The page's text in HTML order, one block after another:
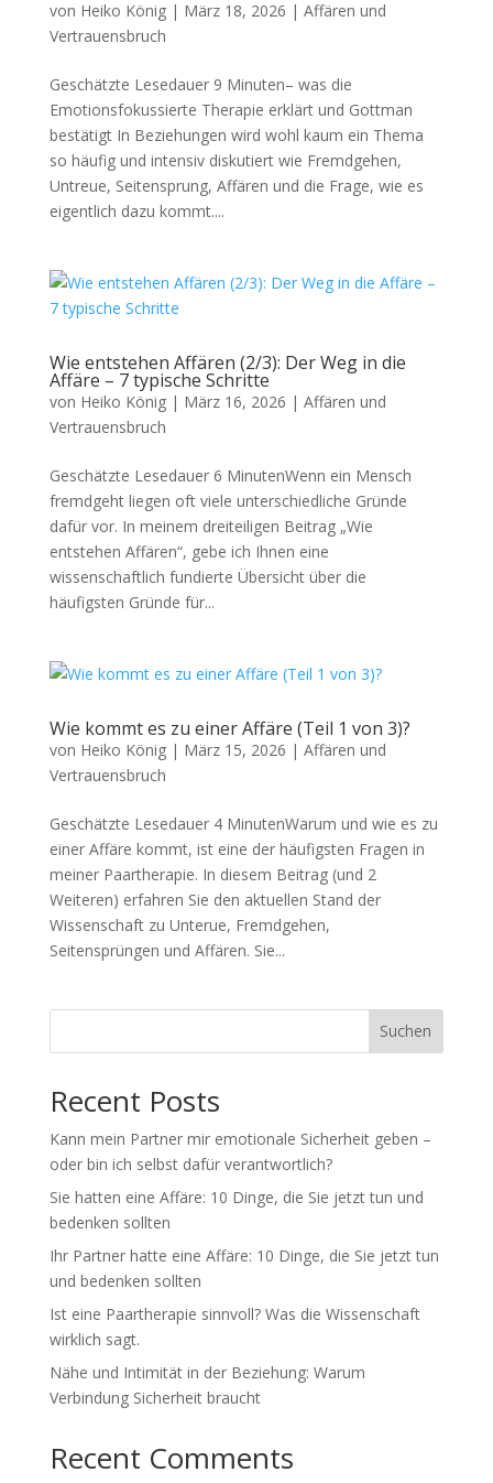
von Heiko König| März 18, 2026 | Affären und
Vertrauensbruch
Geschätzte Lesedauer 9 Minuten– was die
Emotionsfokussierte Therapie erklärt und Gottman
bestätigt In Beziehungen wird wohl kaum ein Thema
so häufig und intensiv diskutiert wie Fremdgehen,
Untreue, Seitensprung, Affären und die Frage, wie es
eigentlich dazu kommt....
Wie entstehen Affären (2/3): Der Weg in die
Affäre – 7 typische Schritte
von Heiko König| März 16, 2026 | Affären und
Vertrauensbruch
Geschätzte Lesedauer 6 MinutenWenn ein Mensch
fremdgeht liegen oft viele unterschiedliche Gründe
dafür vor. In meinem dreiteiligen Beitrag „Wie
entstehen Affären“, gebe ich Ihnen eine
wissenschaftlich fundierte Übersicht über die
häufigsten Gründe für...
Wie kommt es zu einer Affäre (Teil 1 von 3)?
von Heiko König| März 15, 2026 | Affären und
Vertrauensbruch
Geschätzte Lesedauer 4 MinutenWarum und wie es zu
einer Affäre kommt, ist eine der häufigsten Fragen in
meiner Paartherapie. In diesem Beitrag (und 2
Weiteren) erfahren Sie den aktuellen Stand der
Wissenschaft zu Unterue, Fremdgehen,
Seitensprüngen und Affären. Sie...
Suchen
Recent Posts
Kann mein Partner mir emotionale Sicherheit geben –
oder bin ich selbst dafür verantwortlich?
Sie hatten eine Affäre: 10 Dinge, die Sie jetzt tun und
bedenken sollten
Ihr Partner hatte eine Affäre: 10 Dinge, die Sie jetzt tun
und bedenken sollten
Ist eine Paartherapie sinnvoll? Was die Wissenschaft
wirklich sagt.
Nähe und Intimität in der Beziehung: Warum
Verbindung Sicherheit braucht
Recent Comments